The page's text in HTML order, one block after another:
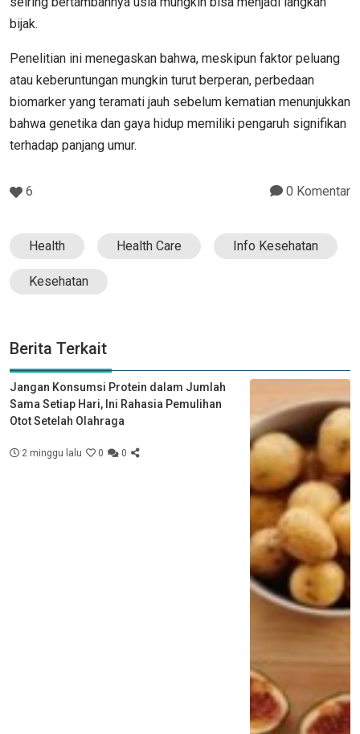
bijak.
Penelitian ini menegaskan bahwa, meskipun faktor peluang
atau keberuntungan mungkin turut berperan, perbedaan
biomarker yang teramati jauh sebelum kematian menunjukkan
bahwa genetika dan gaya hidup memiliki pengaruh signifikan
terhadap panjang umur.
6 0 Komentar
Health Health Care Info Kesehatan
Kesehatan
Berita Terkait
Jangan Konsumsi Protein dalam Jumlah
Sama Setiap Hari, Ini Rahasia Pemulihan
Otot Setelah Olahraga
2 minggu lalu 0 0